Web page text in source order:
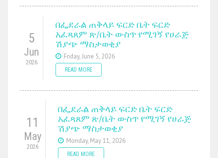
5
Jun
2026
በፌደራል ጠቅላይ ፍርድ ቤት ፍርድ
አፈጻጸም ጽ/ቤት ውስጥ የሚገኝ የሀራጅ
ሽያጭ ማስታወቂያ
Friday, June 5, 2026
READ MORE
11
May
2026
በፌደራል ጠቅላይ ፍርድ ቤት ፍርድ
አፈጻጸም ጽ/ቤት ውስጥ የሚገኝ የሀራጅ
ሽያጭ ማስታወቂያ
Monday, May 11, 2026
READ MORE